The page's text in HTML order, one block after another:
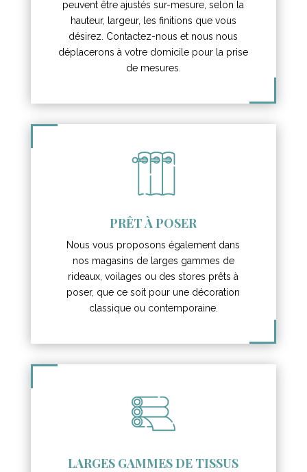
peuvent être ajustés sur-mesure, selon la
hauteur, largeur, les finitions que vous
désirez. Contactez-nous et nous nous
déplacerons à votre domicile pour la prise
de mesures.
PRÊT À POSER
Nous vous proposons également dans
nos magasins de larges gammes de
rideaux, voilages ou des stores prêts à
poser, que ce soit pour une décoration
classique ou contemporaine.
LARGES GAMMES DE TISSUS